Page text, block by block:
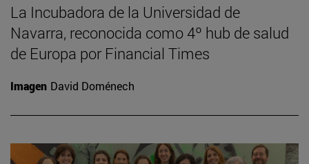
La Incubadora de la Universidad de
Navarra, reconocida como 4º hub de salud
de Europa por Financial Times
Imagen David Doménech